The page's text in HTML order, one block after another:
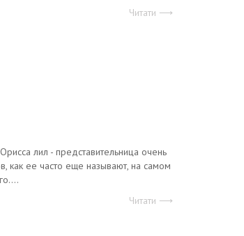
Читати ⟶
лил - представительница очень
как ее часто еще называют, на самом
Читати ⟶